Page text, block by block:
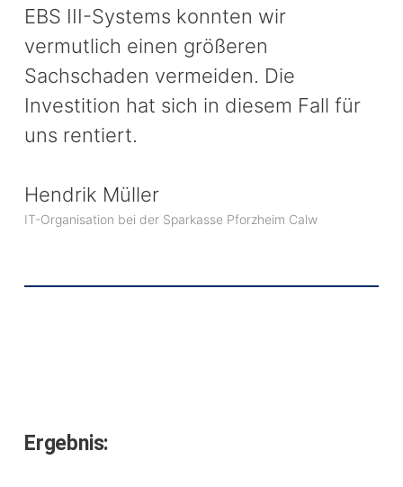
EBS III-Systems konnten wir
vermutlich einen größeren
Sachschaden vermeiden. Die
Investition hat sich in diesem Fall für
uns rentiert.
Hendrik Müller
IT-Organisation bei der Sparkasse Pforzheim Calw
Ergebnis: